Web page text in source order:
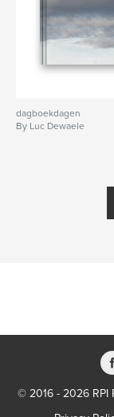
dagboekdagen
By Luc Dewaele
© 2016 - 2026 RPI